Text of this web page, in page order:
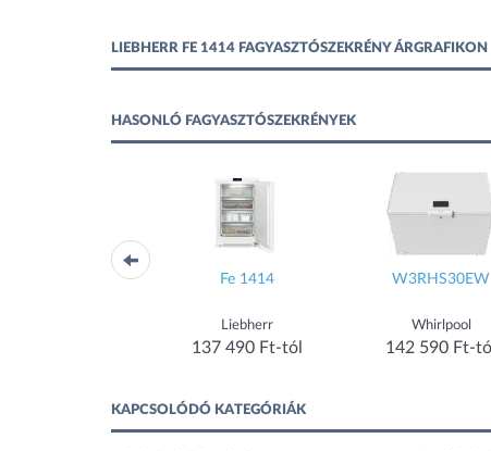
LIEBHERR FE 1414 FAGYASZTÓSZEKRÉNY ÁRGRAFIKON
HASONLÓ FAGYASZTÓSZEKRÉNYEK
Fe 1414
Liebherr
137 490 Ft-tól
W3RHS30EW
Whirlpool
142 590 Ft-tól
KAPCSOLÓDÓ KATEGÓRIÁK